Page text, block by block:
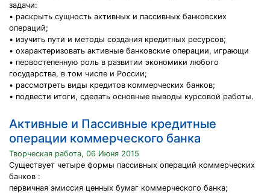
задачи:
• раскрыть сущность активных и пассивных банковских
операций;
• изучить пути и методы создания кредитных ресурсов;
• охарактеризовать активные банковские операции, играющи
• первостепенную роль в развитии экономики любого
государства, в том числе и России;
• рассмотреть виды кредитов коммерческих банков;
• подвести итоги, сделать основные выводы курсовой работы.
Активные и Пассивные кредитные
операции коммерческого банка
Творческая работа, 06 Июня 2015
Существует четыре формы пассивных операций коммерческих
банков :
первичная эмиссия ценных бумаг коммерческого банка;